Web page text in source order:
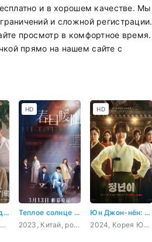
и в хорошем качестве. Мы
и сложной регистрации.
просмотр в комфортное время.
прямо на нашем сайте с
Истории молодых
2020, Корея Южная, романтика, повседневность, молодость, драма
Теплое солнце зимой
2023, Китай, романтика, повседневность, драма
HD
Юн Джон-нён: Звезда родилась
2024, Корея Южная, музыка, повседневность, молодость, драма
HD